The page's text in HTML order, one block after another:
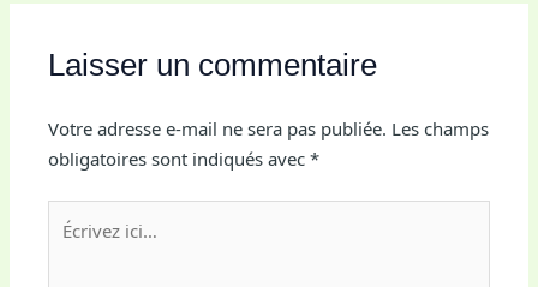
Laisser un commentaire
Votre adresse e-mail ne sera pas publiée. Les champs
obligatoires sont indiqués avec*
Écrivez
ici…